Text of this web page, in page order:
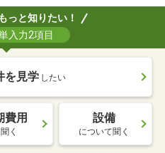
っと知りたい！
入力2項目
を見学 したい
費用
く
設備
について聞く